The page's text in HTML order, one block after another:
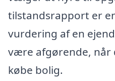
tilstandsrapport er
vurdering af en
være afgørende, når
købe bolig.